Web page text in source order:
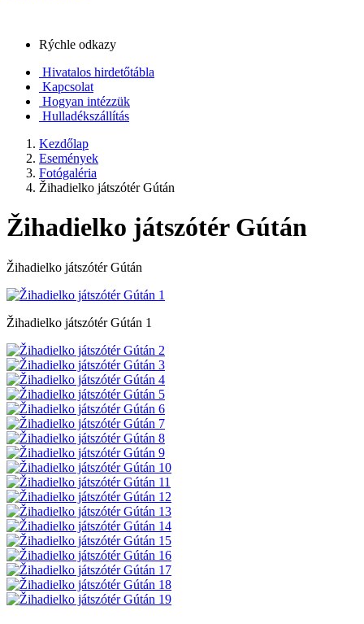
Rýchle odkazy
Hivatalos hirdetőtábla
Kapcsolat
Hogyan intézzük
Hulladékszállítás
Kezdőlap
Események
Fotógaléria
Žihadielko játszótér Gútán
Žihadielko játszótér Gútán
Žihadielko játszótér Gútán
Žihadielko játszótér Gútán 1